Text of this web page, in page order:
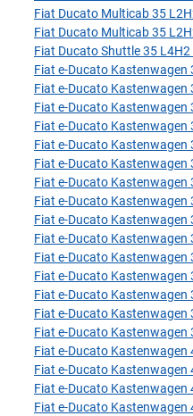
Fiat Ducato Multicab 35
Fiat Ducato Multicab 35
Fiat Ducato Shuttle 35
Fiat e-Ducato Kastenwagen
Fiat e-Ducato Kastenwagen
Fiat e-Ducato Kastenwagen
Fiat e-Ducato Kastenwagen
Fiat e-Ducato Kastenwagen
Fiat e-Ducato Kastenwagen
Fiat e-Ducato Kastenwagen
Fiat e-Ducato Kastenwagen
Fiat e-Ducato Kastenwagen
Fiat e-Ducato Kastenwagen
Fiat e-Ducato Kastenwagen
Fiat e-Ducato Kastenwagen
Fiat e-Ducato Kastenwagen
Fiat e-Ducato Kastenwagen
Fiat e-Ducato Kastenwagen
Fiat e-Ducato Kastenwagen
Fiat e-Ducato Kastenwagen
Fiat e-Ducato Kastenwagen
Fiat e-Ducato Kastenwagen